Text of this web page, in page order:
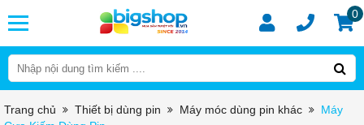
0
Trang chủ Thiết bị dùng pin Máy móc dùng pin khác
Máy